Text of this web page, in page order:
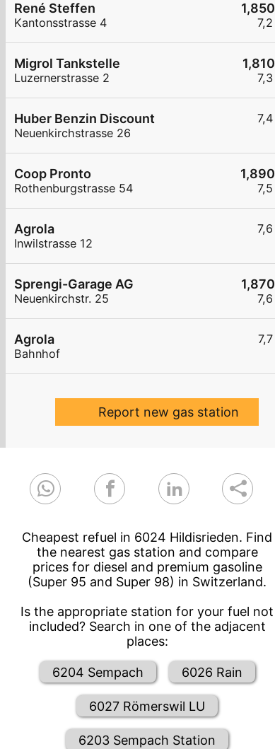
1,850
7,2
René Steffen
Kantonsstrasse 4
1,810
7,3
Migrol Tankstelle
Luzernerstrasse 2
7,4
Huber Benzin Discount
Neuenkirchstrasse 26
1,890
7,5
Coop Pronto
Rothenburgstrasse 54
7,6
Agrola
Inwilstrasse 12
1,870
7,6
Sprengi-Garage AG
Neuenkirchstr. 25
7,7
Agrola
Bahnhof
Report new gas station
Cheapest refuel in 6024 Hildisrieden. Find
the nearest gas station and compare
prices for diesel and premium gasoline
(Super 95 and Super 98) in Switzerland.
Is the appropriate station for your fuel not
included? Search in one of the adjacent
places:
6204 Sempach 6026 Rain
6027 Römerswil LU
6203 Sempach Station